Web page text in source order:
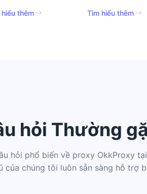
hiểu thêm Tìm hiểu thêm
hỏi Thường
hỏi phổ biến về proxy OkkProxy
của chúng tôi luôn sẵn sàng hỗ trợ